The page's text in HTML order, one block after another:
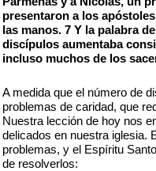
presentaron a los
las manos. 7 Y la palabra
discípulos aumentaba
incluso muchos de los
A medida que el número de
problemas de caridad, que
Nuestra lección de hoy nos
delicados en nuestra iglesia.
problemas, y el Espíritu
de resolverlos: